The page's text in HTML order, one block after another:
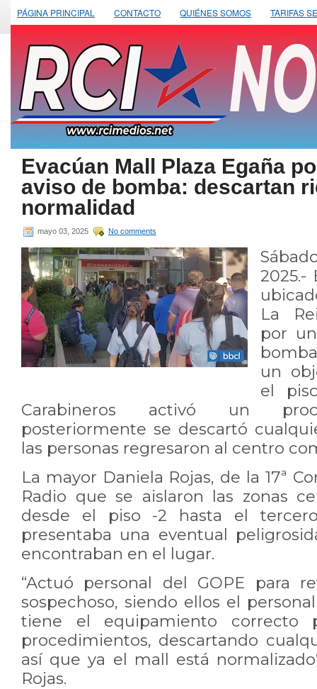
PÁGINA PRINCIPAL CONTACTO QUIÉNES SOMOS TARIFAS
Evacúan Mall Plaza Egaña
aviso de bomba: descartan
normalidad
mayo 03, 2025 No comments
2025.-
La
por
un
el
Carabineros activó un
posteriormente se descartó
las personas regresaron al centro
La mayor Daniela Rojas, de la 17ª
Radio que se aislaron las zonas
desde el piso -2 hasta el
presentaba una eventual
encontraban en el lugar.
“Actuó personal del GOPE para
sospechoso, siendo ellos el
tiene el equipamiento correcto
procedimientos, descartando
así que ya el mall está
Rojas.